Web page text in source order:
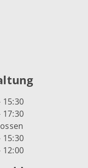
15:30
17:30
15:30
12:00